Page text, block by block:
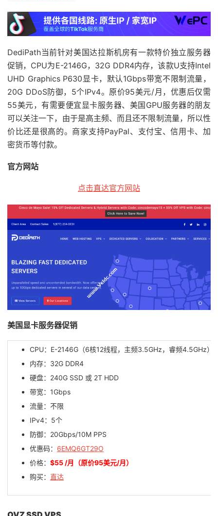
DediPath当前针对美国达拉斯机房有一款特价独立服务器
促销，CPU为E-2146G，32G DDR4内存，该款U支持Intel
UHD Graphics P630显卡，默认1Gbps带宽不限制流量，
20G DDoS防御，5个IPv4。原价95美元/月，优惠后仅需
55美元，有需要便宜显卡服务器、美国GPU服务器的朋友
可以关注一下，由于是高主频、而且还不限制流量，所以性
价比还是很高的。商家支持PayPal、支付宝、信用卡、加
密货币等付款。
官方网站
点击直达官方网站
美国显卡服务器促销
CPU：E-2146G（6核12线程，主频3.5GHz，睿频4.5GHz）
内存：32G DDR4
硬盘：240G SSD 或 2T HDD
带宽：1Gbps
流量：不限
IPv4：5个
防御：20Gbps/10M PPS
优惠码： 6EMQ6GT29O
价格： $55 /月（原价95美元/月）
购买： 直达